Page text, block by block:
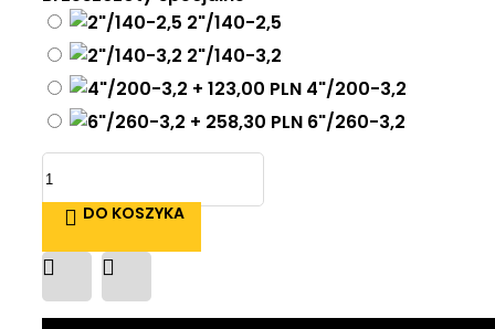
2"/140-2,5
2"/140-3,2
4"/200-3,2
6"/260-3,2
DO KOSZYKA